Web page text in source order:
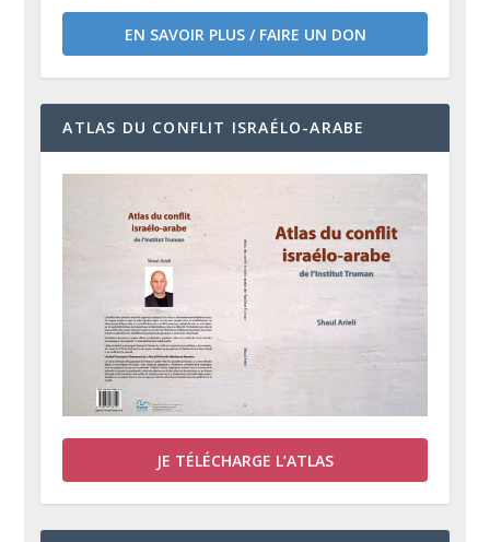
EN SAVOIR PLUS / FAIRE UN DON
ATLAS DU CONFLIT ISRAÉLO-ARABE
JE TÉLÉCHARGE L’ATLAS